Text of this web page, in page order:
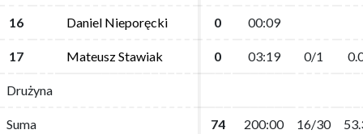
16 Daniel Nieporęcki 0 00:09
17 Mateusz Stawiak 0 03:19 0/1
Drużyna
Suma 74 200:00 16/30
16 Daniel Nieporęcki 0 00:09
17 Mateusz Stawiak 0 03:19 0/1
Drużyna
Suma 74 200:00 16/30